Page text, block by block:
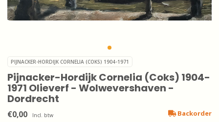
PIJNACKER-HORDIJK CORNELIA (COKS) 1904-1971
Pijnacker-Hordijk Cornelia (Coks) 1904-
1971 Olieverf - Wolwevershaven -
Dordrecht
€0,00 Incl. btw Backorder